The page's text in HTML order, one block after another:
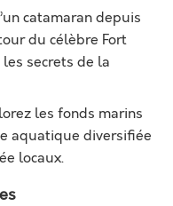
catamaran depuis
du célèbre Fort
secrets de la
les fonds marins
aquatique diversifiée
locaux.